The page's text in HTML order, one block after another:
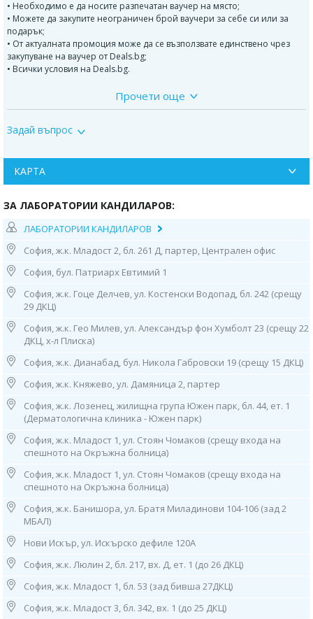
• Необходимо е да носите разпечатан ваучер на място;
• Можете да закупите неограничен брой ваучери за себе си или за
подарък;
• От актуалната промоция може да се възползвате единствено чрез
закупуване на ваучер от Deals.bg;
• Всички условия на Deals.bg.
ДОПЪЛНИТЕЛНА ИНФОРМАЦИЯ:
от 92%. Ако имате притеснителни симптоми в храносмилателната
В началото на развитието на колоректалния рак има соматични - т.е.
отстраняват в изпражненията, тяхната ДНК може да бъде открита в
За диагностика ColoAlert лабораторията първо разделя човешката
ДНК от ДНК от други източници, като чревни бактерии и храна. След
това определя количествено общото количество човешка ДНК . В
случай на тумори - но също и в случай на възпалителни процеси -
общото количество човешка ДНК в изпражненията се увеличава
забележимо. В следваща стъпка лабораторията изследва ДНК за често
срещаните KRAS и BRAF генни мутации.
KRAS генна мутация
Генът KRAS (K-RAS ген) кодира протеина K-Ras със същото име, който
регулира клетъчния растеж и клетъчното делене като молекулен
превключвател. За да направи това, той превключва между активно и
винаги е активен. Това води до неконтролирано клетъчно делене и
туморът расте неконтролируемо.
Около всеки трети тумор има мутация в един от RAS гените. Това се
отнася по-специално за карциномите на дебелото черво и
екзокринните карциноми на панкреаса. Тъй като участващите
мутации са соматични, ColoAlert не е генетичен тест в
конвенционалния смисъл.
Честото участие на протеина K-Ras в туморогенезата също го прави
важна терапевтична цел. Например, изследователите са успели да
намерят инхибитор, който нарушава транспорта на KRAS към
клетъчната мембрана и по този начин значително намалява растежа
на тумора. Това е още една причина, поради която откриването на
мутация в гена KRAS е плюс за диагностиката на колоректален рак
Прочети още
Задай въпрос
КАРТА
ЗА ЛАБОРАТОРИИ КАНДИЛАРОВ:
ЛАБОРАТОРИИ КАНДИЛАРОВ
София, ж.к. Младост 2, бл. 261 Д, партер, Централен офис
София, бул. Патриарх Евтимий 1
София, ж.к. Гоце Делчев, ул. Костенски Водопад, бл. 242 (срещу
29 ДКЦ)
София, ж.к. Гео Милев, ул. Александър фон Хумболт 23 (срещу 22
ДКЦ, х-л Плиска)
София, ж.к. Дианабад, бул. Никола Габровски 19 (срещу 15 ДКЦ)
София, ж.к. Княжево, ул. Дамяница 2, партер
София, ж.к. Лозенец, жилищна група Южен парк, бл. 44, ет. 1
(Дерматологична клиника - Южен парк)
София, ж.к. Младост 1, ул. Стоян Чомаков (срещу входа на
спешното на Окръжна болница)
София, ж.к. Младост 1, ул. Стоян Чомаков (срещу входа на
спешното на Окръжна болница)
София, ж.к. Банишора, ул. Братя Миладинови 104-106 (зад 2
МБАЛ)
Нови Искър, ул. Искърско дефиле 120А
София, ж.к. Люлин 2, бл. 217, вх. Д, ет. 1 (до 26 ДКЦ)
София, ж.к. Младост 1, бл. 53 (зад бивша 27ДКЦ)
София, ж.к. Младост 3, бл. 342, вх. 1 (до 25 ДКЦ)